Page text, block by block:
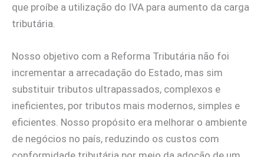
que proíbe a utilização do IVA para aumento da carga
tributária.
Nosso objetivo com a Reforma Tributária não foi
incrementar a arrecadação do Estado, mas sim
substituir tributos ultrapassados, complexos e
ineficientes, por tributos mais modernos, simples e
eficientes. Nosso propósito era melhorar o ambiente
de negócios no país, reduzindo os custos com